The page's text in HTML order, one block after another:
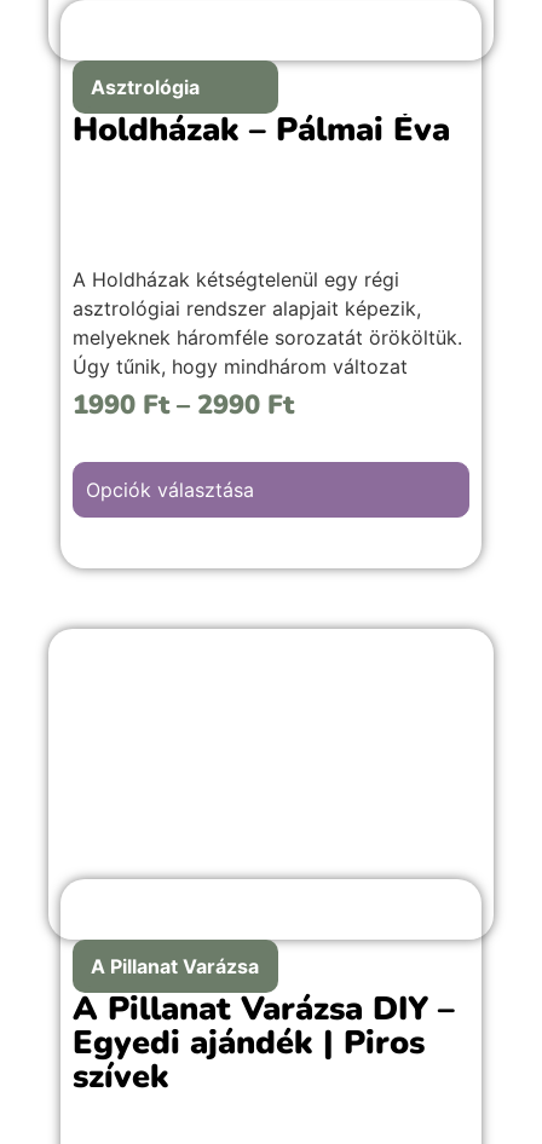
Asztrológia
Holdházak – Pálmai Éva
A Holdházak kétségtelenül egy régi
asztrológiai rendszer alapjait képezik,
melyeknek háromféle sorozatát örököltük.
Úgy tűnik, hogy mindhárom változat
ugyanazt az elveszett rendszert
1990 Ft – 2990 Ft
Opciók választása
A Pillanat Varázsa
A Pillanat Varázsa DIY –
Egyedi ajándék | Piros
szívek